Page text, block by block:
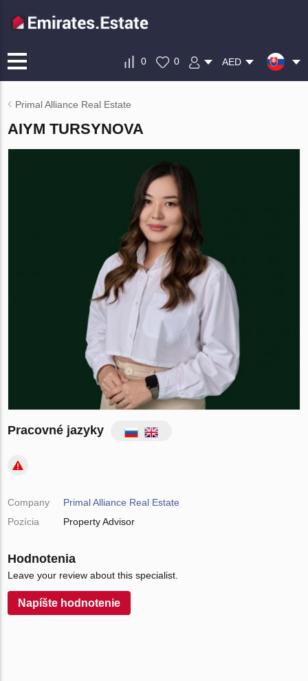
0 0 AED
Primal Alliance Real Estate
AIYM TURSYNOVA
Pracovné jazyky
Company
Primal Alliance Real Estate
Pozícia
Property Advisor
Hodnotenia
Leave your review about this specialist.
Napíšte hodnotenie